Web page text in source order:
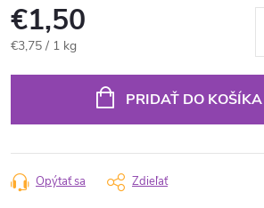
€1,50
Jednotková
€3,75 / 1 kg
PRIDAŤ DO KOŠÍKA
Opýtať sa Zdieľať